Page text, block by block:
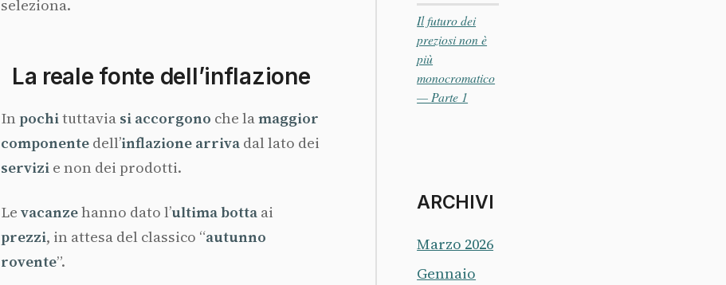
seleziona.
La reale fonte dell’inflazione
Inpochituttavia si accorgono che lamaggior
componente dell’inflazione arriva dal lato dei
servizi e non dei prodotti.
Levacanzehanno dato l’ultima botta ai
prezzi, in attesa del classico “autunno
rovente”.
Il futuro dei
preziosi non è
più
monocromatico
— Parte 1
ARCHIVI
Marzo 2026
Gennaio